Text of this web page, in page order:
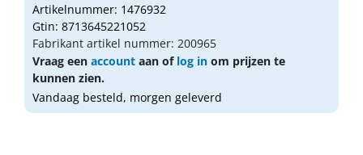
Artikelnummer: 1476932
Gtin: 8713645221052
Fabrikant artikel nummer: 200965
Vraag een account aan of log in om prijzen te
kunnen zien.
Vandaag besteld, morgen geleverd